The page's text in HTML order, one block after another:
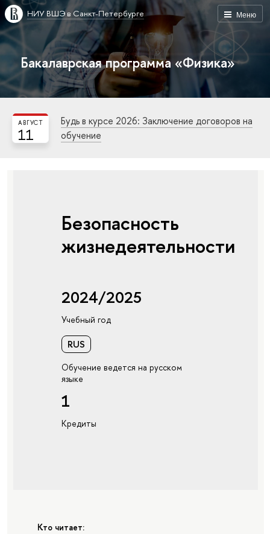
Меню
НИУ ВШЭ в Санкт-Петербурге
Бакалаврская программа «Физика»
11
АВГУСТ
Будь в курсе 2026: Заключение договоров на
обучение
Безопасность
жизнедеятельности
2024/2025
Учебный год
RUS
Обучение ведется на русском
языке
1
Кредиты
Кто читает: